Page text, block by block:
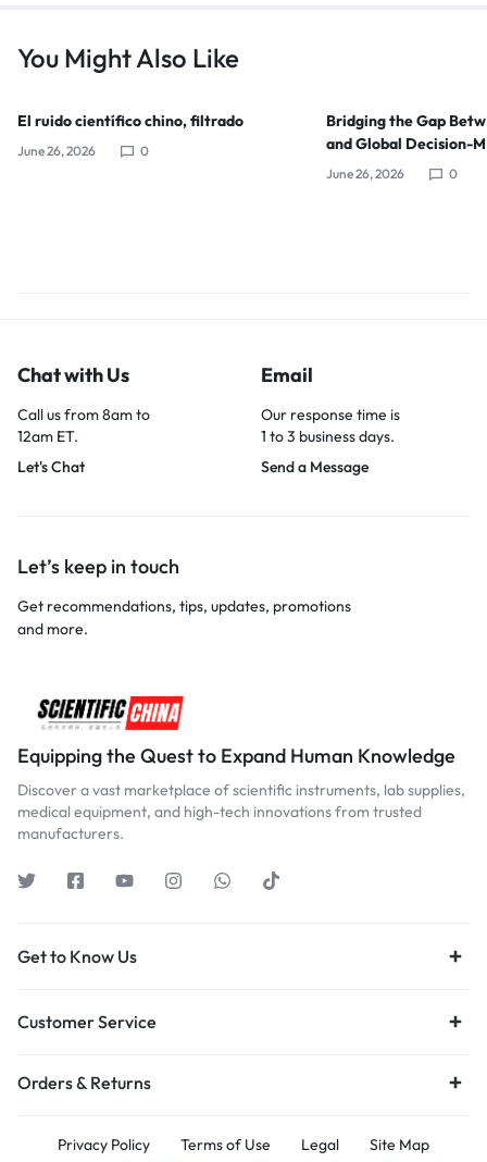
You Might Also Like
El ruido científico chino, filtrado
June 26, 2026 0
Bridging the Gap
and Global Decision-
June 26, 2026 0
Chat with Us
Call us from 8am to
12am ET.
Let's Chat
Email
Our response time is
1 to 3 business days.
Send a Message
Let’s keep in touch
Get recommendations, tips, updates, promotions
and more.
Equipping the Quest to Expand Human Knowledge
Discover a vast marketplace of scientific instruments, lab supplies,
medical equipment, and high-tech innovations from trusted
manufacturers.
Get to Know Us
Customer Service
Orders & Returns
Privacy Policy Terms of Use Legal Site Map